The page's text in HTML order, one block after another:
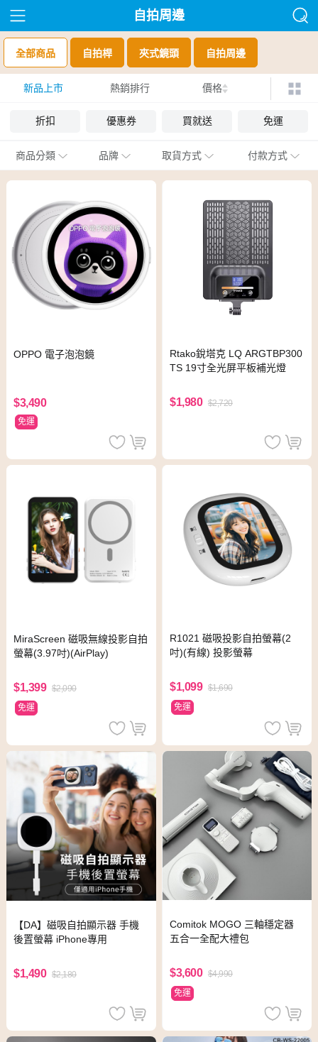
自拍周邊
全部商品 自拍桿 夾式鏡頭 自拍周邊
新品上市 熱銷排行 價格
折扣 優惠券 買就送 免運
商品分類 品牌 取貨方式 付款方式
OPPO 電子泡泡鏡
$3,490
免運
Rtako銳塔克 LQ ARGTBP300
TS 19寸全光屏平板補光燈
$1,980 $2,720
MiraScreen 磁吸無線投影自拍
螢幕(3.97吋)(AirPlay)
$1,399 $2,090
免運
R1021 磁吸投影自拍螢幕(2
吋)(有線) 投影螢幕
$1,099 $1,690
免運
【DA】磁吸自拍顯示器 手機
後置螢幕 iPhone專用
$1,490 $2,180
Comitok MOGO 三軸穩定器
五合一全配大禮包
$3,600 $4,990
免運